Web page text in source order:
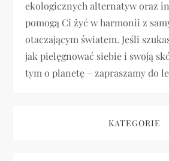
p
i
s
ekologicznych alternatyw oraz
pomogą Ci żyć w harmonii z
otaczającym światem. Jeśli
jak pielęgnować siebie i swoją
tym o planetę – zapraszamy do
KATEGORIE